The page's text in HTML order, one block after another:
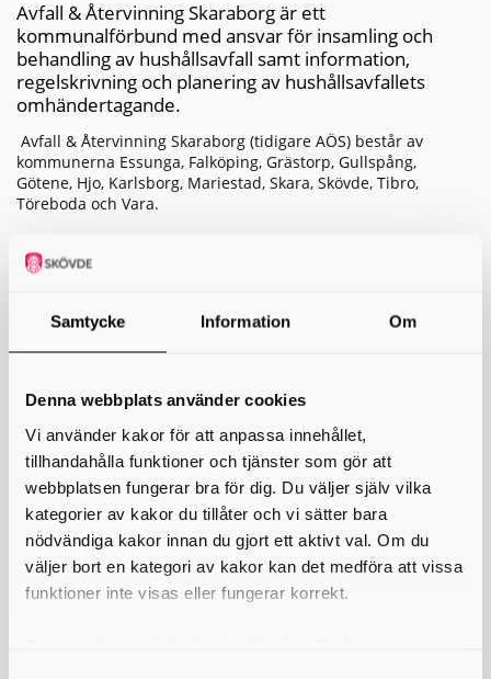
Samtycke Information Om
Denna webbplats använder cookies
Vi använder kakor för att anpassa innehållet,
tillhandahålla funktioner och tjänster som gör att
webbplatsen fungerar bra för dig. Du väljer själv vilka
kategorier av kakor du tillåter och vi sätter bara
nödvändiga kakor innan du gjort ett aktivt val. Om du
väljer bort en kategori av kakor kan det medföra att vissa
funktioner inte visas eller fungerar korrekt.
Avfall & Återvinning Skaraborg är ett
kommunalförbund med ansvar för insamling och
behandling av hushållsavfall samt information,
regelskrivning och planering av hushållsavfallets
omhändertagande.
Avfall & Återvinning Skaraborg (tidigare AÖS) består av
kommunerna Essunga, Falköping, Grästorp, Gullspång,
Götene, Hjo, Karlsborg, Mariestad, Skara, Skövde, Tibro,
Töreboda och Vara.